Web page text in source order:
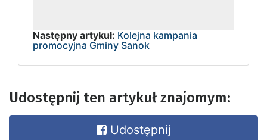
Następny artykuł: Kolejna kampania
promocyjna Gminy Sanok
Udostępnij ten artykuł znajomym:
Udostępnij